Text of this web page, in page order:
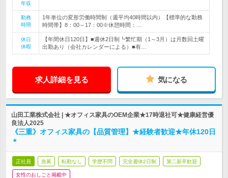
年収
勤務
時間
1年単位の変形労働時間制（週平均40時間以内）【標準的な勤務
時間帯】8：00～17：00※休憩時間：…
休日
休暇
【年間休日120日】■週休2日制┗繁忙期（1～3月）は月数回土曜
出勤あり（会社カレンダーによる）■有…
求人詳細を見る 気になる
山田工業株式会社 | ★オフィス家具のOEM企業★17時退社可★健康経営優
良法人2025
《三重》オフィス家具の【品質管理】★経験者歓迎★年休120日
＊
正社員 急募 転勤なし 学歴不問 完全週休2日制 第二新卒歓迎
女性のおしごと掲載中